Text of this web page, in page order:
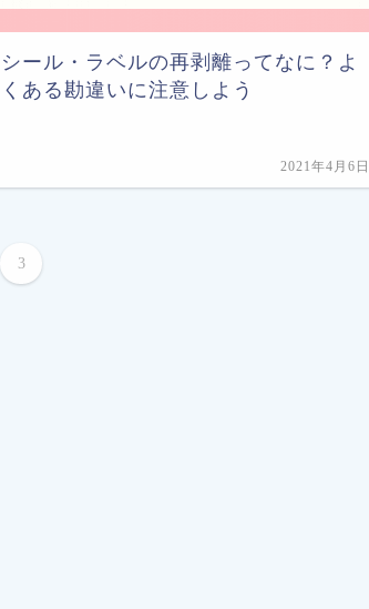
シール・ラベルの再剥離ってなに？よ
くある勘違いに注意しよう
2021年4月6日
3